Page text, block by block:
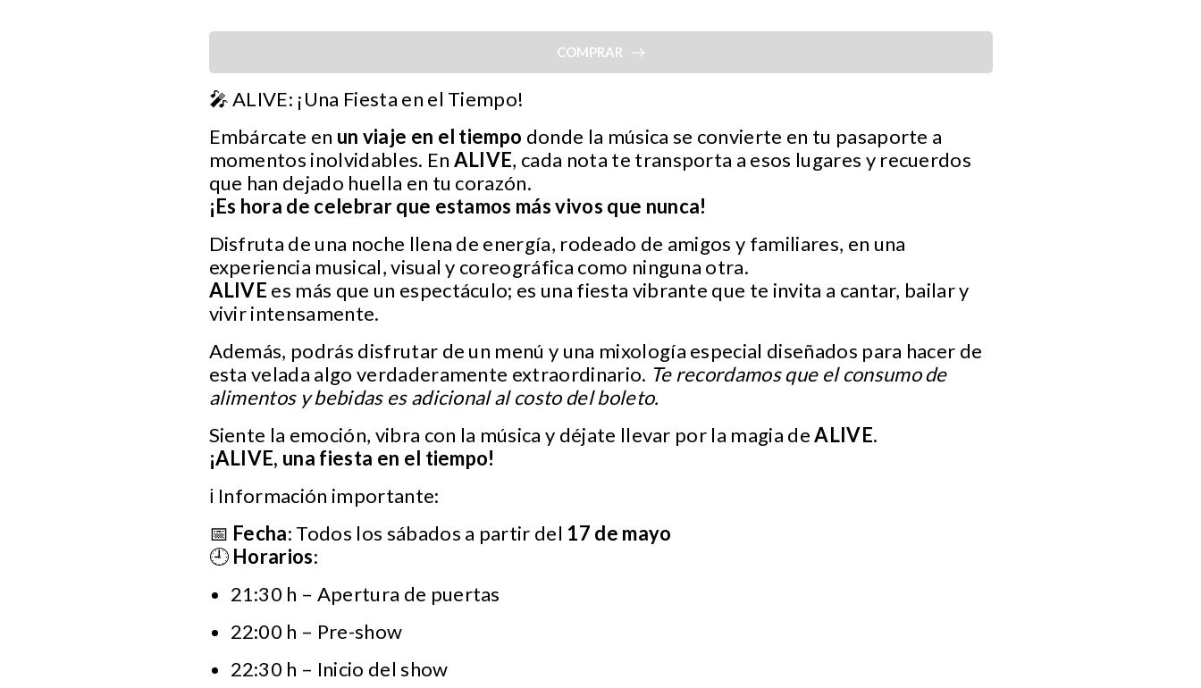
COMPRAR
🎤 ALIVE: ¡Una Fiesta en el Tiempo!
Embárcate en un viaje en el tiempo donde la música se convierte en tu pasaporte a
momentos inolvidables. En ALIVE, cada nota te transporta a esos lugares y recuerdos
que han dejado huella en tu corazón.
¡Es hora de celebrar que estamos más vivos que nunca!
Disfruta de una noche llena de energía, rodeado de amigos y familiares, en una
experiencia musical, visual y coreográfica como ninguna otra.
ALIVE es más que un espectáculo; es una fiesta vibrante que te invita a cantar, bailar y
vivir intensamente.
Además, podrás disfrutar de un menú y una mixología especial diseñados para hacer de
esta velada algo verdaderamente extraordinario. Te recordamos que el consumo de
alimentos y bebidas es adicional al costo del boleto.
Siente la emoción, vibra con la música y déjate llevar por la magia deALIVE.
¡ALIVE, una fiesta en el tiempo!
ℹ️ Información importante:
📅 Fecha: Todos los sábados a partir del 17 de mayo
🕘 Horarios:
21:30 h – Apertura de puertas
22:00 h – Pre-show
22:30 h – Inicio del show